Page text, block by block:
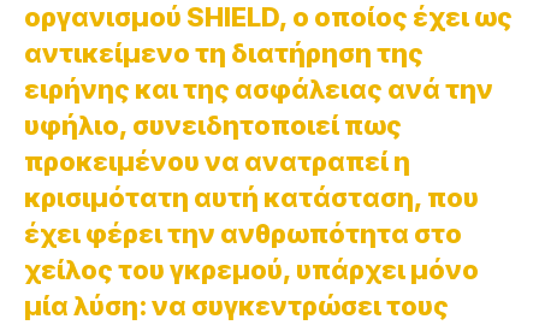
οργανισμού SHIELD, ο οποίος έχει ως
αντικείμενο τη διατήρηση της
ειρήνης και της ασφάλειας ανά την
υφήλιο, συνειδητοποιεί πως
προκειμένου να ανατραπεί η
κρισιμότατη αυτή κατάσταση, που
έχει φέρει την ανθρωπότητα στο
χείλος του γκρεμού, υπάρχει μόνο
μία λύση: να συγκεντρώσει τους